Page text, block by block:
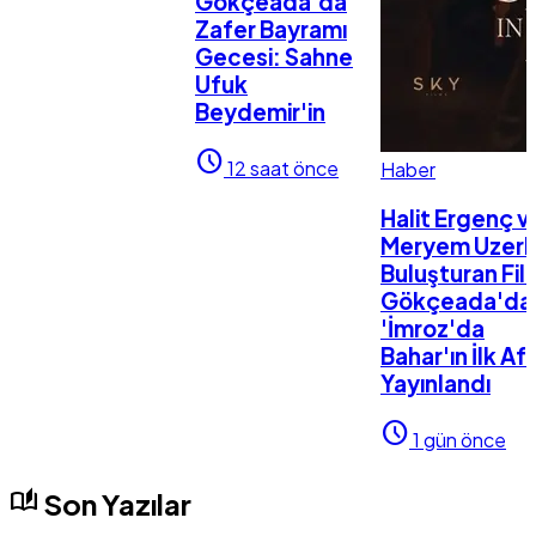
Zafer Bayramı
Gecesi: Sahne
Ufuk
Beydemir'in
schedule12 saat önce Haber
Halit Ergenç
Meryem
Buluşturan
'İmroz'da
Bahar'ın İlk
Yayınlandı
schedule1 gün önce
auto_stories Son Yazılar